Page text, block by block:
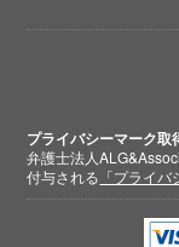
プライバシーマーク取
弁護士法人
付与される 「プライバ